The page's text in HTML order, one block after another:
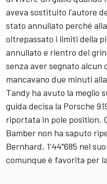
aveva sostituito l'autore
stato annullato perché
oltrepassato i limiti della
annullato e rientro del
senza aver segnato alcun
mancavano due minuti
Tandy ha avuto la meglio
guida decisa la Porsche
riportata in pole position.
Bamber non ha saputo
Bernhard, 1'44"685 nel
comunque è favorita per